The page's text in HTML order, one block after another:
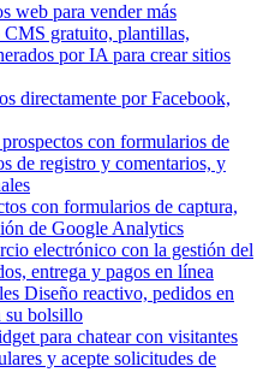
web para vender más
CMS gratuito, plantillas,
por IA para crear sitios
directamente por Facebook,
con formularios de
de registro y comentarios, y
con formularios de captura,
de Google Analytics
electrónico con la gestión del
entrega y pagos en línea
Diseño reactivo, pedidos en
su bolsillo
para chatear con visitantes
y acepte solicitudes de